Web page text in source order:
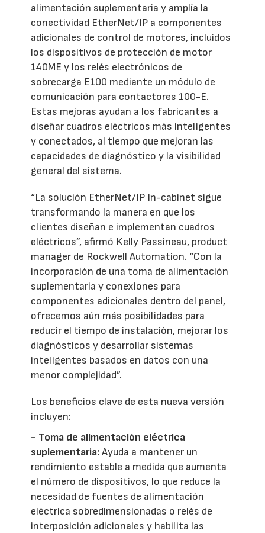
alimentación suplementaria y amplía la
conectividad EtherNet/IP a componentes
adicionales de control de motores, incluidos
los dispositivos de protección de motor
140ME y los relés electrónicos de
sobrecarga E100 mediante un módulo de
comunicación para contactores 100-E.
Estas mejoras ayudan a los fabricantes a
diseñar cuadros eléctricos más inteligentes
y conectados, al tiempo que mejoran las
capacidades de diagnóstico y la visibilidad
general del sistema.
“La solución EtherNet/IP In-cabinet sigue
transformando la manera en que los
clientes diseñan e implementan cuadros
eléctricos”, afirmó Kelly Passineau, product
manager de Rockwell Automation. “Con la
incorporación de una toma de alimentación
suplementaria y conexiones para
componentes adicionales dentro del panel,
ofrecemos aún más posibilidades para
reducir el tiempo de instalación, mejorar los
diagnósticos y desarrollar sistemas
inteligentes basados en datos con una
menor complejidad”.
Los beneficios clave de esta nueva versión
incluyen:
- Toma de alimentación eléctrica
suplementaria: Ayuda a mantener un
rendimiento estable a medida que aumenta
el número de dispositivos, lo que reduce la
necesidad de fuentes de alimentación
eléctrica sobredimensionadas o relés de
interposición adicionales y habilita las